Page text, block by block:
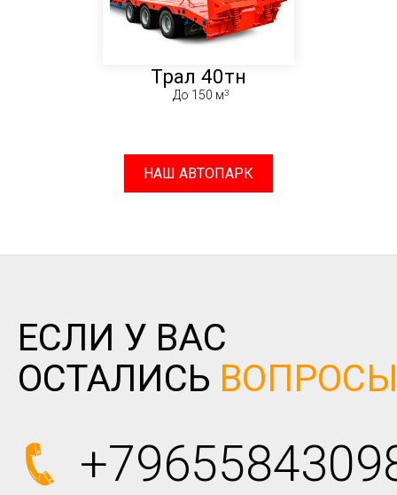
Трал 40тн
До 150 м
НАШ АВТОПАРК
ЕСЛИ У ВАС
ОСТАЛИСЬ